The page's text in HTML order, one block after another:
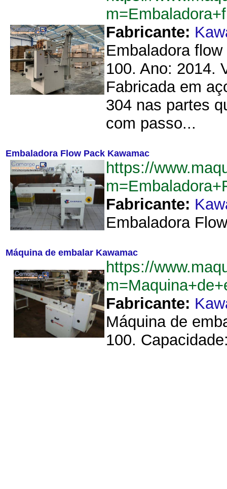
Fabricante:
Embaladora
100. Ano: 2014.
Fabricada em
304 nas partes
com passo...
Embaladora Flow Pack Kawamac
https://
Fabricante:
Embaladora
Máquina de embalar Kawamac
https://
Fabricante:
Máquina de
100.